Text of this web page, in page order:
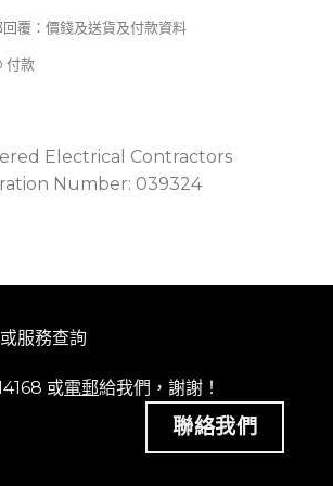
覆：價錢及送貨及付款資料
付款
Electrical Contractors
Number: 039324
服務查詢
或電郵給我們，謝謝！
聯絡我們